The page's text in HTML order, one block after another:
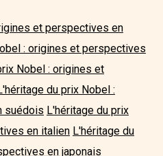
et perspectives en
: origines et perspectives
Nobel : origines et
du prix Nobel :
suédois L'héritage du prix
en italien L'héritage du
en japonais